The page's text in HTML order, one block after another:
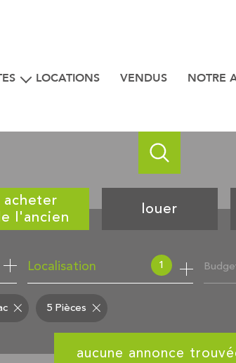
de mer
LOCATIONS VENDUS NOTRE
acheter
l'ancien
de l'ancien
louer
à l'année
1
Localisation
aucune annonce
5 Pièces